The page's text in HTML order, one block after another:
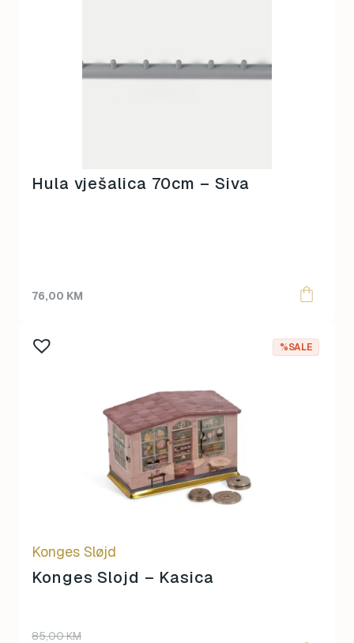
Hula vješalica 70cm – Siva
76,00 KM
%SALE
Konges Sløjd
Konges Slojd – Kasica
85,00KM
Original
Current